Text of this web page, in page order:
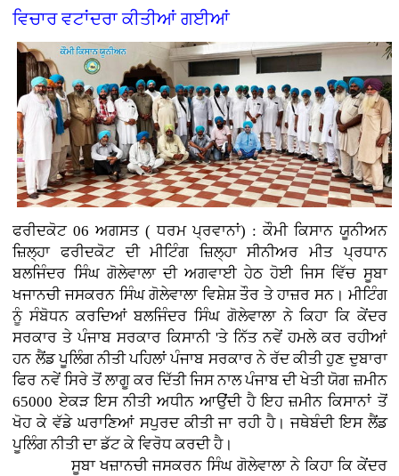
ਵਿਚਾਰ ਵਟਾਂਦਰਾ ਕੀਤੀਆਂ ਗਈਆਂ
ਫਰੀਦਕੋਟ 06 ਅਗਸਤ ( ਧਰਮ ਪ੍ਰਵਾਨਾਂ) : ਕੌਮੀ ਕਿਸਾਨ ਯੂਨੀਅਨ
ਜ਼ਿਲ੍ਹਾ ਫਰੀਦਕੋਟ ਦੀ ਮੀਟਿੰਗ ਜ਼ਿਲ੍ਹਾ ਸੀਨੀਅਰ ਮੀਤ ਪ੍ਰਧਾਨ
ਬਲਜਿੰਦਰ ਸਿੰਘ ਗੋਲੇਵਾਲਾ ਦੀ ਅਗਵਾਈ ਹੇਠ ਹੋਈ ਜਿਸ ਵਿੱਚ ਸੂਬਾ
ਖਜਾਨਚੀ ਜਸਕਰਨ ਸਿੰਘ ਗੋਲੇਵਾਲਾ ਵਿਸ਼ੇਸ਼ ਤੌਰ ਤੇ ਹਾਜ਼ਰ ਸਨ। ਮੀਟਿੰਗ
ਨੂੰ ਸੰਬੋਧਨ ਕਰਦਿਆਂ ਬਲਜਿੰਦਰ ਸਿੰਘ ਗੋਲੇਵਾਲਾ ਨੇ ਕਿਹਾ ਕਿ ਕੇਂਦਰ
ਸਰਕਾਰ ਤੇ ਪੰਜਾਬ ਸਰਕਾਰ ਕਿਸਾਨੀ 'ਤੇ ਨਿੱਤ ਨਵੇਂ ਹਮਲੇ ਕਰ ਰਹੀਆਂ
ਹਨ ਲੈਂਡ ਪੂਲਿੰਗ ਨੀਤੀ ਪਹਿਲਾਂ ਪੰਜਾਬ ਸਰਕਾਰ ਨੇ ਰੱਦ ਕੀਤੀ ਹੁਣ ਦੁਬਾਰਾ
ਫਿਰ ਨਵੇਂ ਸਿਰੇ ਤੋਂ ਲਾਗੂ ਕਰ ਦਿੱਤੀ ਜਿਸ ਨਾਲ ਪੰਜਾਬ ਦੀ ਖੇਤੀ ਯੋਗ ਜ਼ਮੀਨ
65000 ਏਕੜ ਇਸ ਨੀਤੀ ਅਧੀਨ ਆਉਂਦੀ ਹੈ ਇਹ ਜ਼ਮੀਨ ਕਿਸਾਨਾਂ ਤੋਂ
ਖੋਹ ਕੇ ਵੱਡੇ ਘਰਾਣਿਆਂ ਸਪੁਰਦ ਕੀਤੀ ਜਾ ਰਹੀ ਹੈ। ਜਥੇਬੰਦੀ ਇਸ ਲੈਂਡ
ਪੂਲਿੰਗ ਨੀਤੀ ਦਾ ਡੱਟ ਕੇ ਵਿਰੋਧ ਕਰਦੀ ਹੈ।
ਸੂਬਾ ਖਜ਼ਾਨਚੀ ਜਸਕਰਨ ਸਿੰਘ ਗੋਲੇਵਾਲਾ ਨੇ ਕਿਹਾ ਕਿ ਕੇਂਦਰ